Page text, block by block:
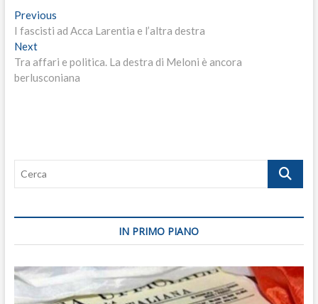
Navigazione
articoli
PreviousPrevious
post:
I fascisti ad Acca Larentia e l’altra destra
NextNext
post:
Tra affari e politica. La destra di Meloni è ancora
berlusconiana
Cerca
IN PRIMO PIANO